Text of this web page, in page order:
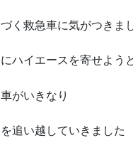
く救急車に気がつきま
ハイエースを寄せよう
がいきなり
追い越していきました